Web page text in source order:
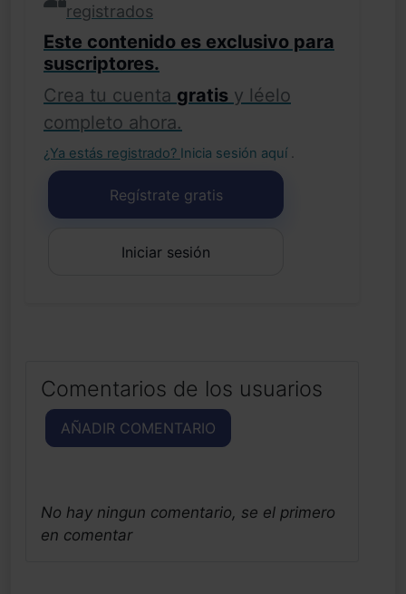
registrados
Este contenido es exclusivo para
suscriptores.
Crea tu cuenta gratis y léelo
completo ahora.
¿Ya estás registrado? Inicia sesión aquí .
Regístrate gratis
Iniciar sesión
Comentarios de los usuarios
AÑADIR COMENTARIO
No hay ningun comentario, se el primero
en comentar